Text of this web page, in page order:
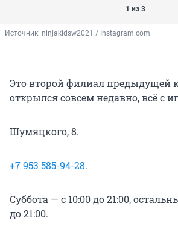
1 из 3
Источник: ninjakidsw2021 / Instagram.com
Это второй филиал предыдущей
открылся совсем недавно, всё с
Шумяцкого, 8.
+7 953 585-94-28.
Суббота — с 10:00 до 21:00,
до 21:00.